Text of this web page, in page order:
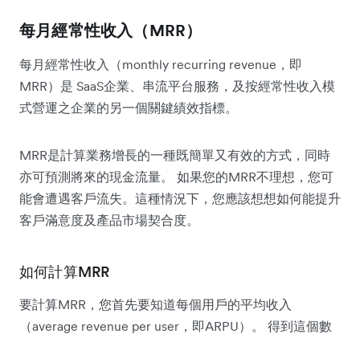
每月經常性收入（MRR）
每月經常性收入（monthly recurring revenue，即
MRR）是 SaaS企業、串流平台服務，及按經常性收入模
式營運之企業的另一個關鍵績效指標。
MRR是計算業務增長的一種既簡單又有效的方式，同時
亦可預測將來的現金流量。 如果您的MRR不理想，您可
能會遭遇客戶流失。這種情況下，您應該想想如何能提升
客戶滿意度及產品市場契合度。
如何計算MRR
要計算MRR，您首先要知道每個用戶的平均收入
（average revenue per user，即ARPU）。 得到這個數